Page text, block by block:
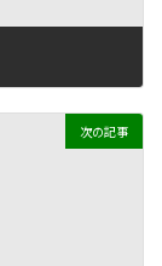
次の記事